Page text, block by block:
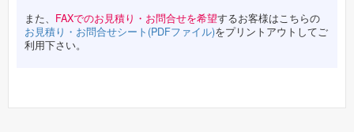
また、 FAXでのお見積り・お問合せを希望するお客様はこちらの
お見積り・お問合せシート(PDFファイル)をプリントアウトしてご
利用下さい。